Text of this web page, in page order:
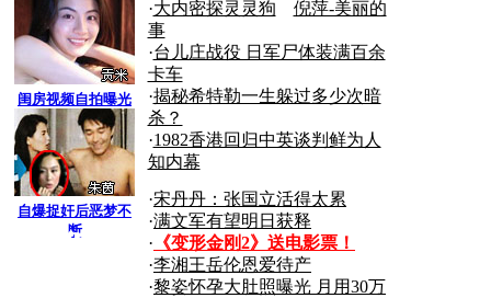
闺房视频自拍曝光
自爆捉奸后恶梦不
断
·大内密探灵灵狗
倪萍-美丽的
事
·台儿庄战役 日军尸体装满百余
卡车
·揭秘希特勒一生躲过多少次暗
杀？
·1982香港回归中英谈判鲜为人
知内幕
·宋丹丹：张国立活得太累
·满文军有望明日获释
· 《变形金刚2》送电影票！
·李湘王岳伦恩爱待产
·黎姿怀孕大肚照曝光 月用30万
搜狐